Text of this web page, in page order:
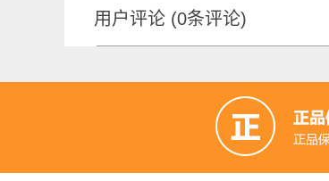
用户评论 (0条评论)